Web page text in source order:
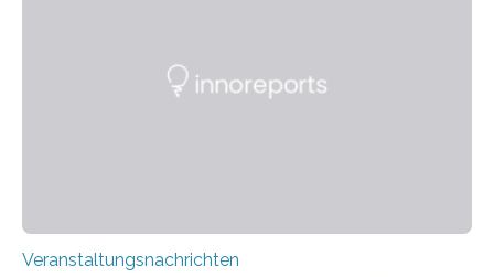
Labor für Mikrobiologie Für das Projekt „Microverse“ hat
Veranstaltungsnachrichten